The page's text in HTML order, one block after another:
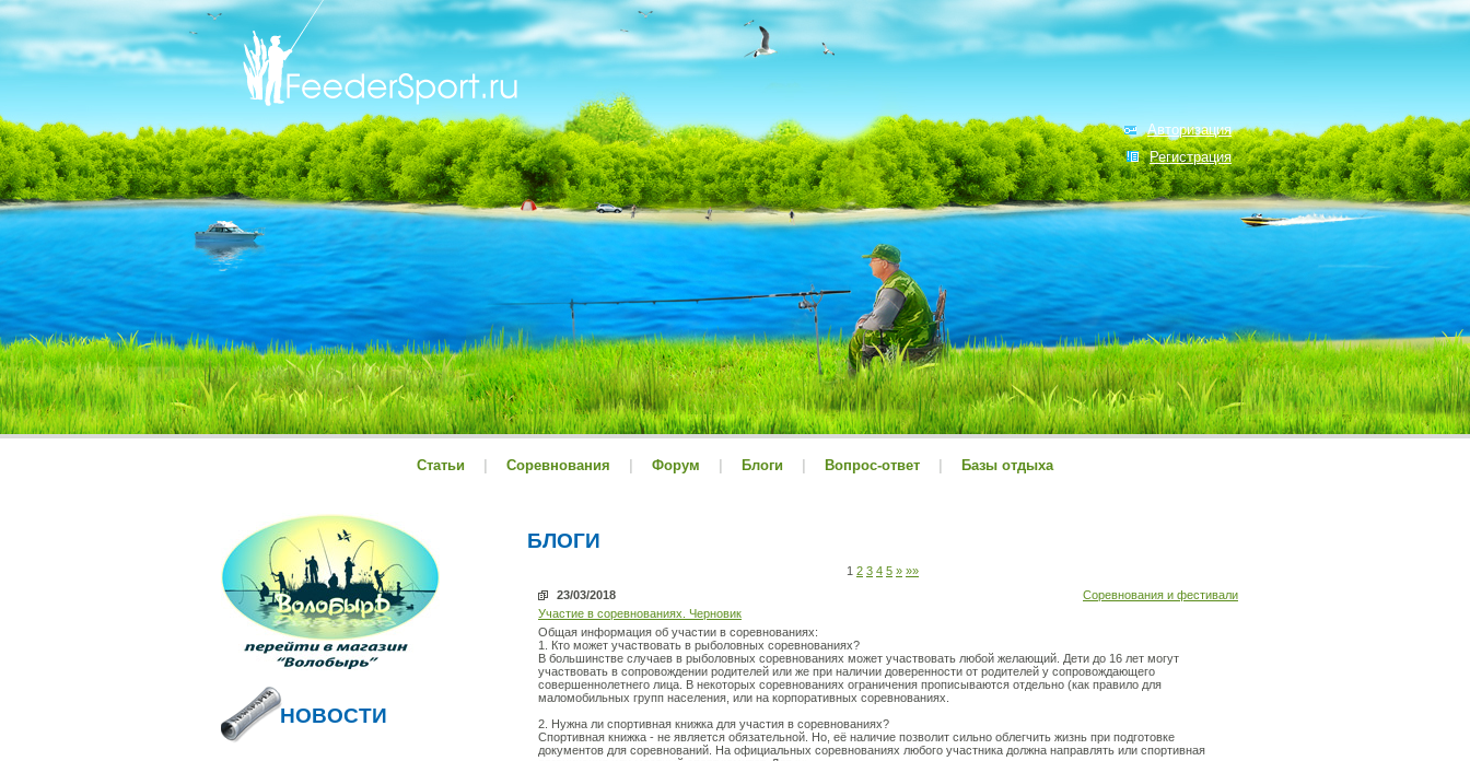
Авторизация
Регистрация
Статьи Соревнования Форум Блоги Вопрос-ответ Базы отдыха
НОВОСТИ
БЛОГИ
1 2 3 4 5 » »»
Соревнования и фестивали
23/03/2018
Участие в соревнованиях. Черновик
Общая информация об участии в соревнованиях:
1. Кто может участвовать в рыболовных соревнованиях?
В большинстве случаев в рыболовных соревнованиях может участвовать любой желающий. Дети до 16 лет могут
участвовать в сопровождении родителей или же при наличии доверенности от родителей у сопровождающего
совершеннолетнего лица. В некоторых соревнованиях ограничения прописываются отдельно (как правило для
маломобильных групп населения, или на корпоративных соревнованиях.
2. Нужна ли спортивная книжка для участия в соревнованиях?
Спортивная книжка - не является обязательной. Но, её наличие позволит сильно облегчить жизнь при подготовке
документов для соревнований. На официальных соревнованиях любого участника должна направлять или спортивная